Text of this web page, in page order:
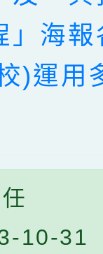
」海
)運用
10-31